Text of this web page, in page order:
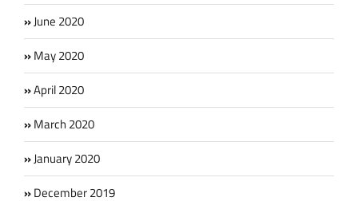
June 2020
May 2020
April 2020
March 2020
January 2020
December 2019